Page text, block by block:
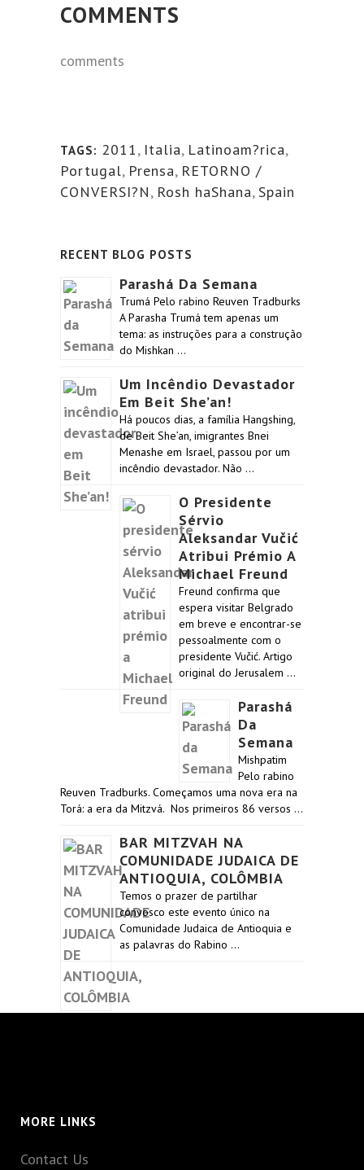
COMMENTS
comments
TAGS: 2011, Italia, Latinoam?rica,
Portugal, Prensa, RETORNO /
CONVERSI?N, Rosh haShana, Spain
RECENT BLOG POSTS
Parashá Da Semana
Trumá Pelo rabino Reuven Tradburks
A Parasha Trumá tem apenas um
tema: as instruções para a construção
do Mishkan …
Um Incêndio Devastador
Em Beit She’an!
Há poucos dias, a família Hangshing,
de Beit She’an, imigrantes Bnei
Menashe em Israel, passou por um
incêndio devastador. Não …
O Presidente
Sérvio
Aleksandar Vučić
Atribui Prémio A
Michael Freund
Freund confirma que
espera visitar Belgrado
em breve e encontrar-se
pessoalmente com o
presidente Vučić. Artigo
original do Jerusalem …
Parashá
Da
Semana
Mishpatim
Pelo rabino
Reuven Tradburks. Começamos uma nova era na
Torá: a era da Mitzvá. Nos primeiros 86 versos …
BAR MITZVAH NA
COMUNIDADE JUDAICA DE
ANTIOQUIA, COLÔMBIA
Temos o prazer de partilhar
convosco este evento único na
Comunidade Judaica de Antioquia e
as palavras do Rabino …
MORE LINKS
Contact Us